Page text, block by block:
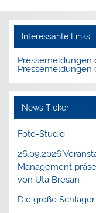
Interessante Links
Pressemeldungen
Pressemeldungen
News Ticker
Foto-Studio
26.09.2026
Management
von Uta Bresan
Die große